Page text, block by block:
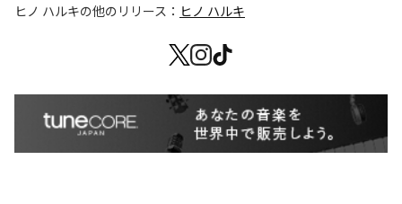
ヒノ ハルキの他のリリース： ヒノ ハルキ